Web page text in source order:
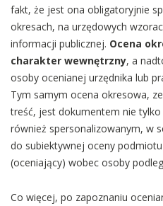
fakt, że jest ona obligatoryjnie
okresach, na urzędowych
informacji publicznej. Ocena
charakter wewnętrzny, a
osoby ocenianej urzędnika lub
Tym samym ocena okresowa,
treść, jest dokumentem nie
również spersonalizowanym, w
do subiektywnej oceny
(oceniający) wobec osoby
Co więcej, po zapoznaniu